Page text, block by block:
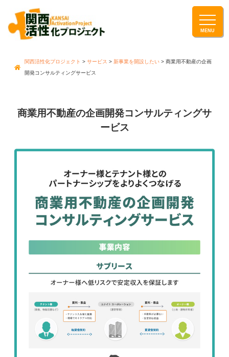
関西活性化プロジェクト > サービス > 新事業を開設したい > 商業用不動産の企画
開発コンサルティングサービス
商業用不動産の企画開発コンサルティングサ
ービス